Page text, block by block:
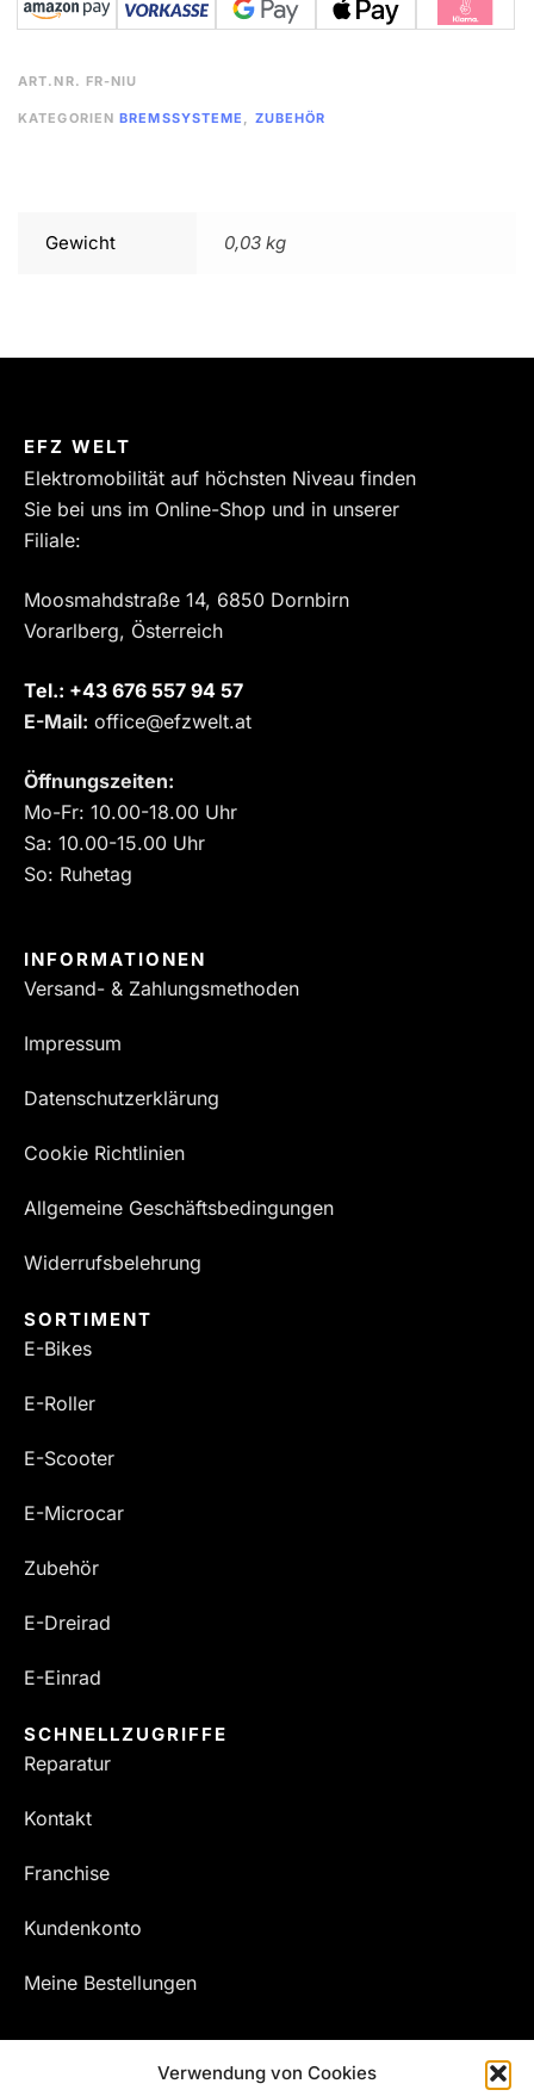
Verwendung von Cookies
ART.NR. FR-NIU
KATEGORIEN BREMSSYSTEME , ZUBEHÖR
Gewicht 0,03 kg
EFZ WELT
Elektromobilität auf höchsten Niveau finden
Sie bei uns im Online-Shop und in unserer
Filiale:
Moosmahdstraße 14, 6850 Dornbirn
Vorarlberg, Österreich
Tel.: ‎+43 676 557 94 57
E-Mail: office@efzwelt.at
Öffnungszeiten:
Mo-Fr: 10.00-18.00 Uhr
Sa: 10.00-15.00 Uhr
So: Ruhetag
INFORMATIONEN
Versand- & Zahlungsmethoden
Impressum
Datenschutzerklärung
Cookie Richtlinien
Allgemeine Geschäftsbedingungen
Widerrufsbelehrung
SORTIMENT
E-Bikes
E-Roller
E-Scooter
E-Microcar
Zubehör
E-Dreirad
E-Einrad
SCHNELLZUGRIFFE
Reparatur
Kontakt
Franchise
Kundenkonto
Meine Bestellungen